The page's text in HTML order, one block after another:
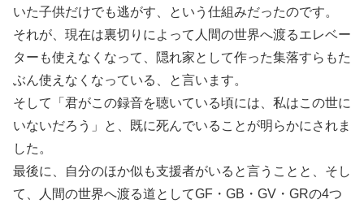
いた子供だけでも逃がす、という仕組みだったのです。
それが、現在は裏切りによって人間の世界へ渡るエレベー
ターも使えなくなって、隠れ家として作った集落すらもた
ぶん使えなくなっている、と言います。
そして「君がこの録音を聴いている頃には、私はこの世に
いないだろう」と、既に死んでいることが明らかにされま
した。
最後に、自分のほか似も支援者がいると言うことと、そし
て、人間の世界へ渡る道としてGF・GB・GV・GRの4つ